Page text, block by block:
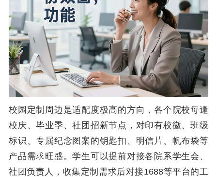
校园定制周边是适配度极高的方向，各个院校每逢
校庆、毕业季、社团招新节点，对印有校徽、班级
标识、专属纪念图案的钥匙扣、明信片、帆布袋等
产品需求旺盛。学生可以提前对接各院系学生会、
社团负责人，收集定制需求后对接1688等平台的工